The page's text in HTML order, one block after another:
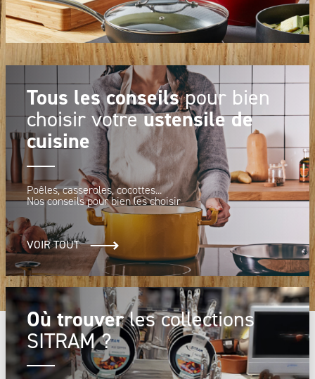
Tous les conseilspour bien
choisir votreustensile de
cuisine
Poêles, casseroles, cocottes...
Nos conseils pour bien les choisir
VOIR TOUT
Où trouverles collections
SITRAM ?